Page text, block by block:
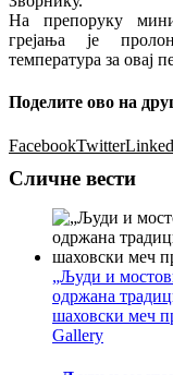
На препоруку
грејања је
температура за овај
Поделите ово на
FacebookTwitter
Сличне вести
„Људи и
одржана
шаховски меч
Gallery